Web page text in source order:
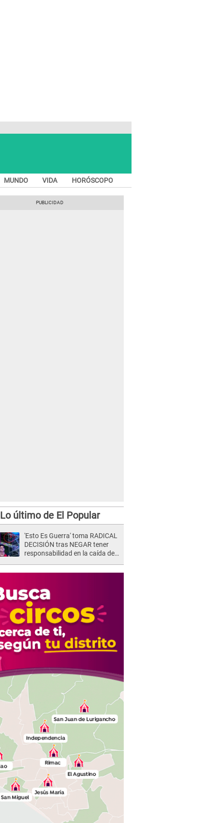
MUNDO VIDA HORÓSCOPO
Lo último de El Popular
'Esto Es Guerra' toma RADICAL
DECISIÓN tras NEGAR tener
responsabilidad en la caída de